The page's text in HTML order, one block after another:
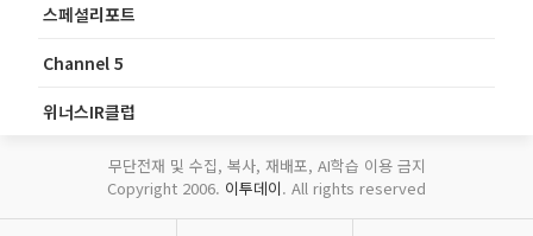
스페셜리포트
Channel 5
위너스IR클럽
무단전재 및 수집, 복사, 재배포, AI학습 이용 금지
Copyright 2006. 이투데이. All rights reserved